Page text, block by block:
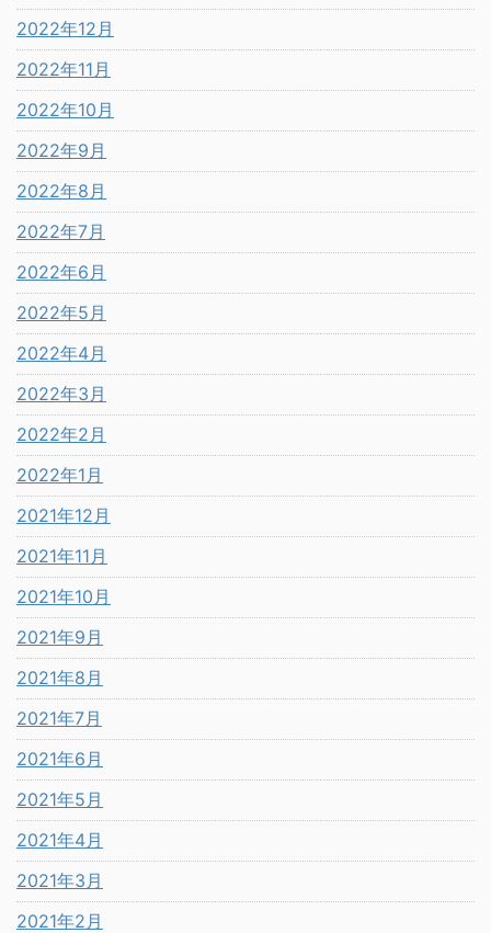
2022年12月
2022年11月
2022年10月
2022年9月
2022年8月
2022年7月
2022年6月
2022年5月
2022年4月
2022年3月
2022年2月
2022年1月
2021年12月
2021年11月
2021年10月
2021年9月
2021年8月
2021年7月
2021年6月
2021年5月
2021年4月
2021年3月
2021年2月